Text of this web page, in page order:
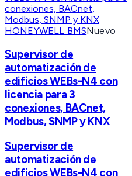
HONEYWELL BMSNuevo
Supervisor de
automatización de
edificios WEBs-N4 con
licencia para 3
conexiones, BACnet,
Modbus, SNMP y KNX
Supervisor de
automatización de
edificios WEBs-N4 con